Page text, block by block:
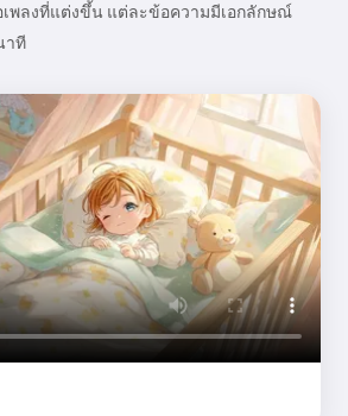
เพลงที่แต่งขึ้น แต่ละข้อความมีเอกลักษณ์
าที